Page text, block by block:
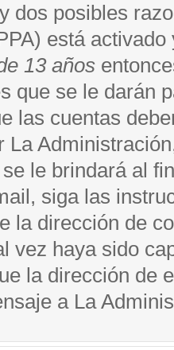
dos posibles
está
13 años
que se le darán
las cuentas
La
le brindará al
siga las
la dirección de
vez haya sido
la dirección de
a La